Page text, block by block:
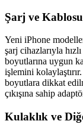
Şarj ve
Yeni iPhone
şarj cihazlarıyla
boyutlarına uygun
işlemini
boyutlara dikkat
çıkışına sahip
Kulaklık ve